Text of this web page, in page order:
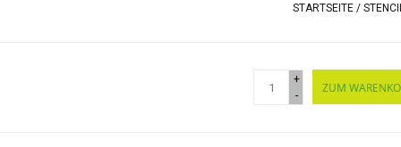
STARTSEITE /
+
-
ZUM